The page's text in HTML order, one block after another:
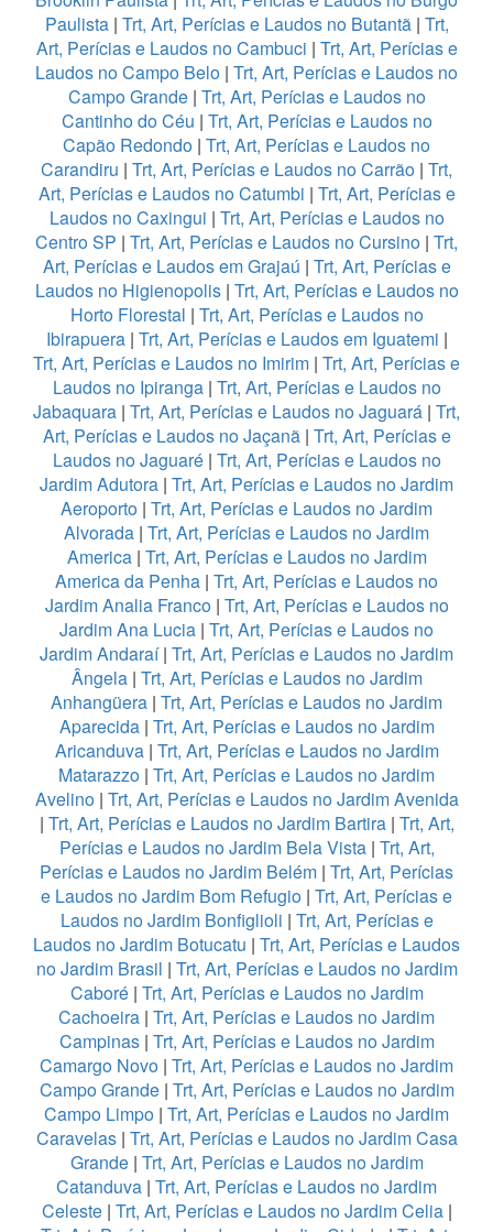
Paulista| Trt, Art, Perícias e Laudos no Butantã| Trt,
Art, Perícias e Laudos no Cambuci | Trt, Art, Perícias e
Laudos no Campo Belo | Trt, Art, Perícias e Laudos no
Campo Grande| Trt, Art, Perícias e Laudos no
Cantinho do Céu | Trt, Art, Perícias e Laudos no
Capão Redondo | Trt, Art, Perícias e Laudos no
Carandiru | Trt, Art, Perícias e Laudos no Carrão | Trt,
Art, Perícias e Laudos no Catumbi | Trt, Art, Perícias e
Laudos no Caxingui | Trt, Art, Perícias e Laudos no
Centro SP | Trt, Art, Perícias e Laudos no Cursino | Trt,
Art, Perícias e Laudos em Grajaú | Trt, Art, Perícias e
Laudos no Higienopolis| Trt, Art, Perícias e Laudos no
Horto Florestal | Trt, Art, Perícias e Laudos no
Ibirapuera| Trt, Art, Perícias e Laudos em Iguatemi |
Trt, Art, Perícias e Laudos no Imirim | Trt, Art, Perícias e
Laudos no Ipiranga| Trt, Art, Perícias e Laudos no
Jabaquara | Trt, Art, Perícias e Laudos no Jaguará | Trt,
Art, Perícias e Laudos no Jaçanã| Trt, Art, Perícias e
Laudos no Jaguaré| Trt, Art, Perícias e Laudos no
Jardim Adutora | Trt, Art, Perícias e Laudos no Jardim
Aeroporto | Trt, Art, Perícias e Laudos no Jardim
Alvorada | Trt, Art, Perícias e Laudos no Jardim
America| Trt, Art, Perícias e Laudos no Jardim
America da Penha | Trt, Art, Perícias e Laudos no
Jardim Analia Franco| Trt, Art, Perícias e Laudos no
Jardim Ana Lucia | Trt, Art, Perícias e Laudos no
Jardim Andaraí| Trt, Art, Perícias e Laudos no Jardim
Ângela| Trt, Art, Perícias e Laudos no Jardim
Anhangüera | Trt, Art, Perícias e Laudos no Jardim
Aparecida| Trt, Art, Perícias e Laudos no Jardim
Aricanduva| Trt, Art, Perícias e Laudos no Jardim
Matarazzo | Trt, Art, Perícias e Laudos no Jardim
Avelino| Trt, Art, Perícias e Laudos no Jardim Avenida
| Trt, Art, Perícias e Laudos no Jardim Bartira| Trt, Art,
Perícias e Laudos no Jardim Bela Vista| Trt, Art,
Perícias e Laudos no Jardim Belém | Trt, Art, Perícias
e Laudos no Jardim Bom Refugio | Trt, Art, Perícias e
Laudos no Jardim Bonfiglioli | Trt, Art, Perícias e
Laudos no Jardim Botucatu | Trt, Art, Perícias e Laudos
no Jardim Brasil | Trt, Art, Perícias e Laudos no Jardim
Caboré| Trt, Art, Perícias e Laudos no Jardim
Cachoeira | Trt, Art, Perícias e Laudos no Jardim
Campinas| Trt, Art, Perícias e Laudos no Jardim
Camargo Novo | Trt, Art, Perícias e Laudos no Jardim
Campo Grande| Trt, Art, Perícias e Laudos no Jardim
Campo Limpo | Trt, Art, Perícias e Laudos no Jardim
Caravelas| Trt, Art, Perícias e Laudos no Jardim Casa
Grande| Trt, Art, Perícias e Laudos no Jardim
Catanduva | Trt, Art, Perícias e Laudos no Jardim
Celeste| Trt, Art, Perícias e Laudos no Jardim Celia|